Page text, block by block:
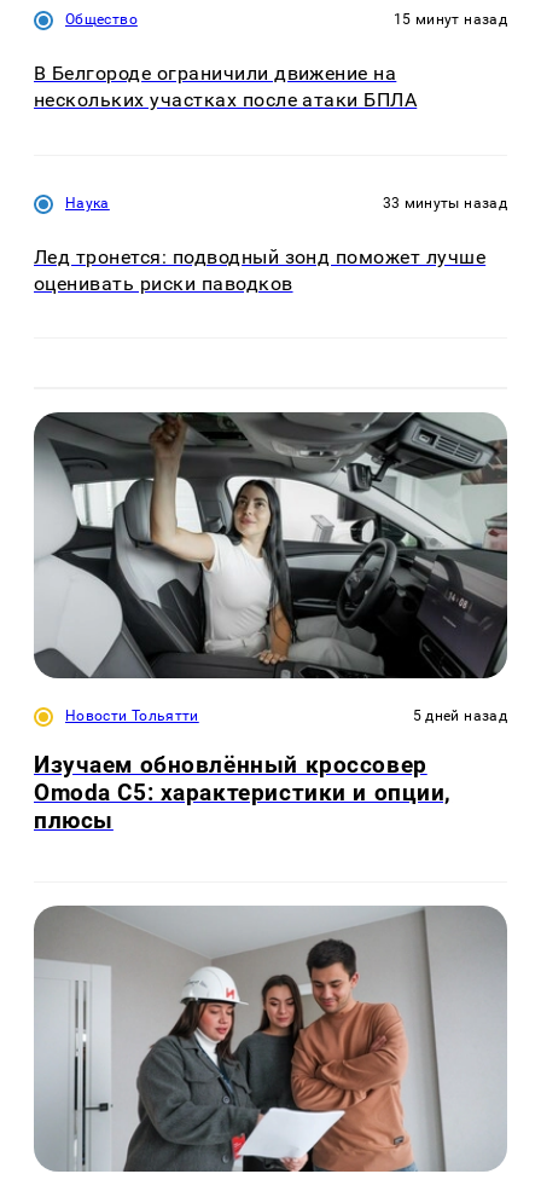
Общество 15 минут назад
В Белгороде ограничили движение на
нескольких участках после атаки БПЛА
Наука 33 минуты назад
Лед тронется: подводный зонд поможет лучше
оценивать риски паводков
Новости Тольятти 5 дней назад
Изучаем обновлённый кроссовер
Omoda C5: характеристики и опции,
плюсы